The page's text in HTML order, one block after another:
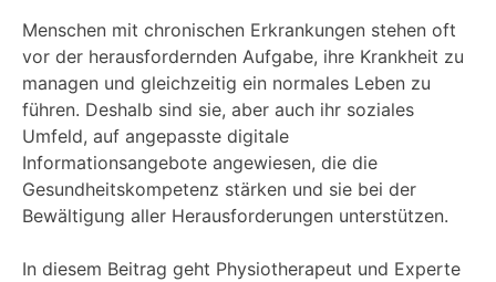
Menschen mit chronischen Erkrankungen stehen oft
vor der herausfordernden Aufgabe, ihre Krankheit zu
managen und gleichzeitig ein normales Leben zu
führen. Deshalb sind sie, aber auch ihr soziales
Umfeld, auf angepasste digitale
Informationsangebote angewiesen, die die
Gesundheitskompetenz stärken und sie bei der
Bewältigung aller Herausforderungen unterstützen.
In diesem Beitrag geht Physiotherapeut und Experte